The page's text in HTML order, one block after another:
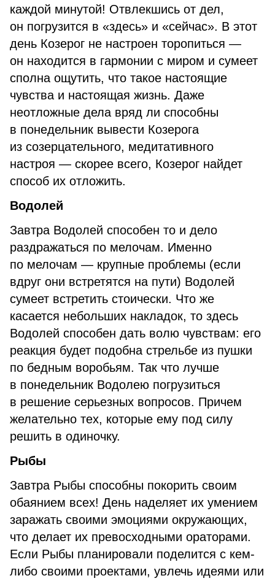
каждой минутой! Отвлекшись от дел,
он погрузится в «здесь» и «сейчас». В этот
день Козерог не настроен торопиться —
он находится в гармонии с миром и сумеет
сполна ощутить, что такое настоящие
чувства и настоящая жизнь. Даже
неотложные дела вряд ли способны
в понедельник вывести Козерога
из созерцательного, медитативного
настроя — скорее всего, Козерог найдет
способ их отложить.
Водолей
Завтра Водолей способен то и дело
раздражаться по мелочам. Именно
по мелочам — крупные проблемы (если
вдруг они встретятся на пути) Водолей
сумеет встретить стоически. Что же
касается небольших накладок, то здесь
Водолей способен дать волю чувствам: его
реакция будет подобна стрельбе из пушки
по бедным воробьям. Так что лучше
в понедельник Водолею погрузиться
в решение серьезных вопросов. Причем
желательно тех, которые ему под силу
решить в одиночку.
Рыбы
Завтра Рыбы способны покорить своим
обаянием всех! День наделяет их умением
заражать своими эмоциями окружающих,
что делает их превосходными ораторами.
Если Рыбы планировали поделится с кем-
либо своими проектами, увлечь идеями или